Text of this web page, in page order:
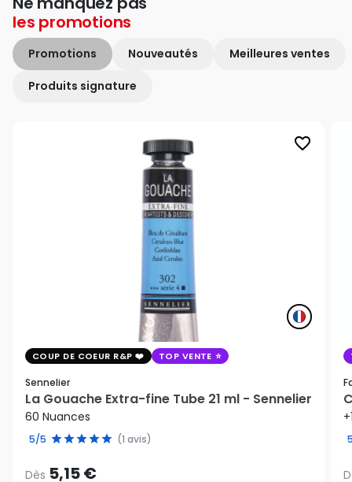
les promotions
Promotions Nouveautés Meilleures ventes
Produits signature
favorite_border
COUP DE COEUR R&P TOP VENTE
Sennelier
La Gouache Extra-fine Tube 21 ml - Sennelier
60 Nuances
5/5 (1 avis)
Dès 5,15 €